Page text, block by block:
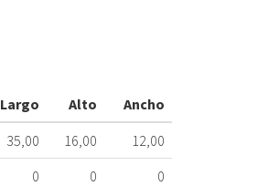
Largo Alto
Ancho
35,00 16,00
12,00
0 0
0